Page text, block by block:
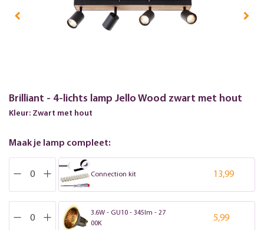
Brilliant - 4-lichts lamp Jello Wood zwart met hout
Kleur: Zwart met hout
Maak je lamp compleet:
Connection kit 13,99
3.6W - GU10 - 345lm - 27
00K
5,99